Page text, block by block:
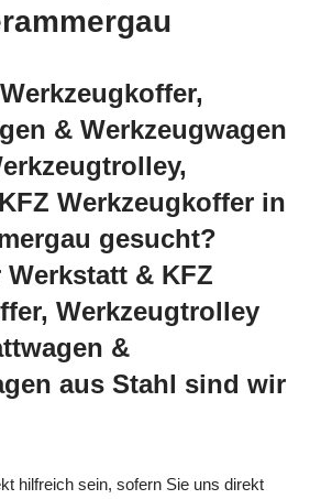
& Werkzeugwagen
Werkzeugkoffer in
gesucht?
& KFZ
Werkzeugtrolley
&
aus Stahl sind wir
hilfreich sein, sofern Sie uns direkt